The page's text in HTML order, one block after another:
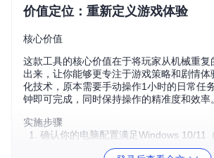
价值定位：重新定义游戏体验
核心价值
这款工具的核心价值在于将玩家从机械重复
出来，让你能够更专注于游戏策略和剧情体
化技术，原本需要手动操作1小时的日常任
钟即可完成，同时保持操作的精准度和效率。
实施步骤
确认你的电脑配置满足Windows 10/11
8400或AMD Ryzen 5 2600以上处理器